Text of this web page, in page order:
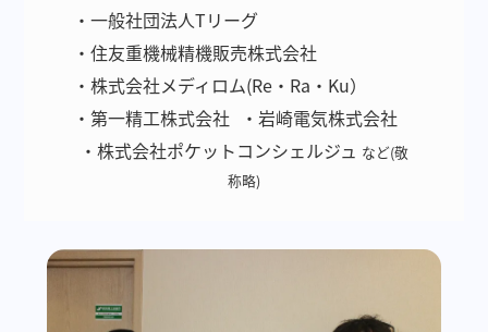
・一般社団法人Tリーグ
・住友重機械精機販売株式会社
・株式会社メディロム(Re・Ra・Ku）
・第一精工株式会社
・岩崎電気株式会社
・株式会社ポケットコンシェルジュ など(敬
称略)